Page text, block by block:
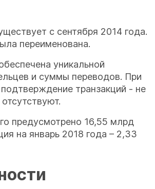
с сентября 2014 года.
переименована.
уникальной
и суммы переводов. При
транзакций - не
предусмотрено 16,55 млрд
на январь 2018 года – 2,33